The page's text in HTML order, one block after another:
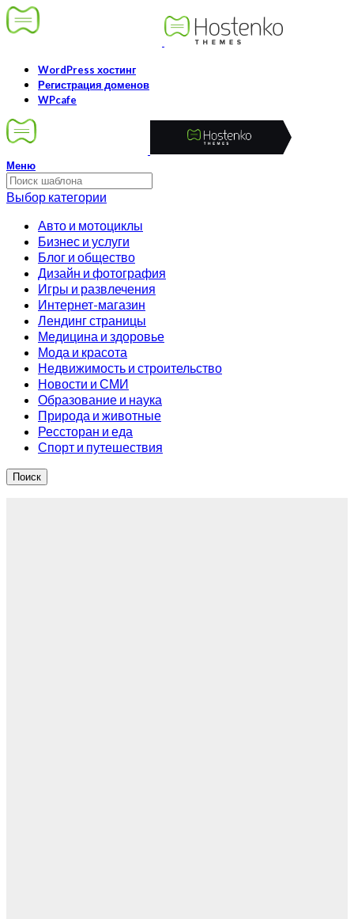
WordPress хостинг
Регистрация доменов
WPcafe
Меню
Выбор категории
Авто и мотоциклы
Бизнес и услуги
Блог и общество
Дизайн и фотография
Игры и развлечения
Интернет-магазин
Лендинг страницы
Медицина и здоровье
Мода и красота
Недвижимость и строительство
Новости и СМИ
Образование и наука
Природа и животные
Рессторан и еда
Спорт и путешествия
Поиск